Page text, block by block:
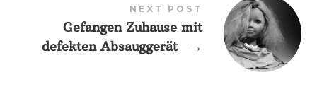
NEXT POST
Gefangen Zuhause mit
defekten Absauggerät
→